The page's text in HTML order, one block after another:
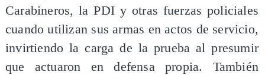
Carabineros, la PDI y otras fuerzas policiales
cuando utilizan sus armas en actos de servicio,
invirtiendo la carga de la prueba al presumir
que actuaron en defensa propia. También